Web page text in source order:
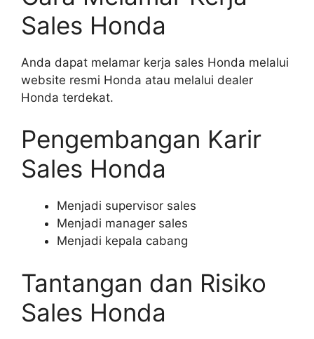
Sales Honda
Anda dapat melamar kerja sales Honda melalui
website resmi Honda atau melalui dealer
Honda terdekat.
Pengembangan Karir
Sales Honda
Menjadi supervisor sales
Menjadi manager sales
Menjadi kepala cabang
Tantangan dan Risiko
Sales Honda